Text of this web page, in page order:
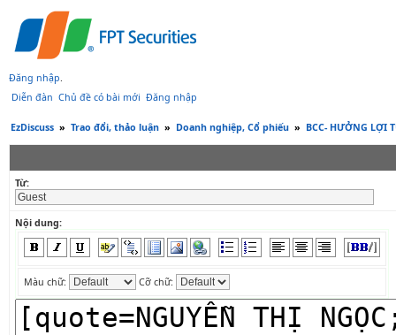
Đăng nhập.
Diễn đàn Chủ đề có bài mới Đăng nhập
EzDiscuss » Trao đổi, thảo luận » Doanh nghiệp, Cổ phiếu » BCC- HƯỞNG LỢI
Từ:
Nội dung:
Màu chữ: Cỡ chữ: